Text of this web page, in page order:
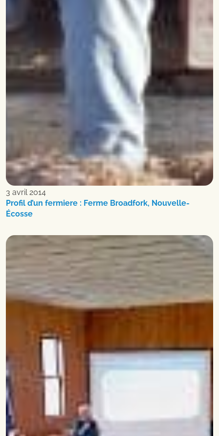
3 avril 2014
Profil d’un fermiere : Ferme Broadfork, Nouvelle-
Écosse